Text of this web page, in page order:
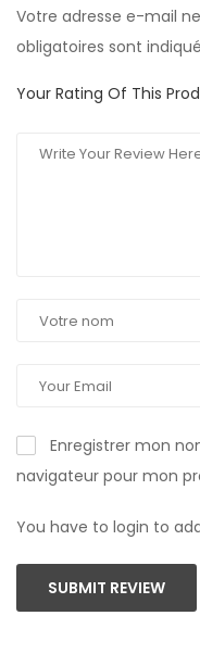
Votre adresse e-mail
obligatoires sont
Your Rating Of This
Enregistrer mon
navigateur pour mon
You have to login to
SUBMIT REVIEW